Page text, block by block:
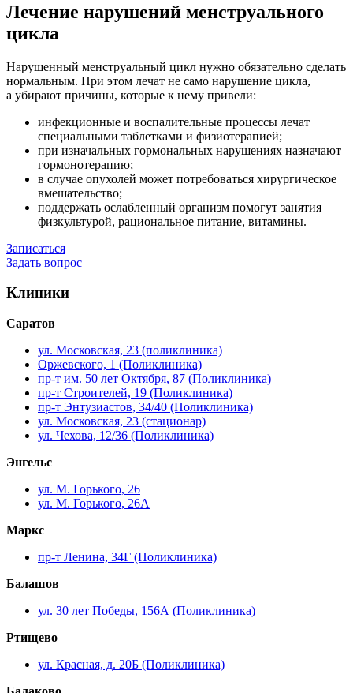
Лечение нарушений менструального
цикла
Нарушенный менструальный цикл нужно обязательно сделать
нормальным. При этом лечат не само нарушение цикла,
а убирают причины, которые к нему привели:
инфекционные и воспалительные процессы лечат
специальными таблетками и физиотерапией;
при изначальных гормональных нарушениях назначают
гормонотерапию;
в случае опухолей может потребоваться хирургическое
вмешательство;
поддержать ослабленный организм помогут занятия
физкультурой, рациональное питание, витамины.
Записаться
Задать вопрос
Клиники
Саратов
ул. Московская, 23 (поликлиника)
Оржевского, 1 (Поликлиника)
пр-т им. 50 лет Октября, 87 (Поликлиника)
пр-т Строителей, 19 (Поликлиника)
пр-т Энтузиастов, 34/40 (Поликлиника)
ул. Московская, 23 (стационар)
ул. Чехова, 12/36 (Поликлиника)
Энгельс
ул. М. Горького, 26
ул. М. Горького, 26А
Маркс
пр-т Ленина, 34Г (Поликлиника)
Балашов
ул. 30 лет Победы, 156А (Поликлиника)
Ртищево
ул. Красная, д. 20Б (Поликлиника)